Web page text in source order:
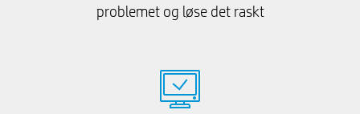
problemet og løse det raskt